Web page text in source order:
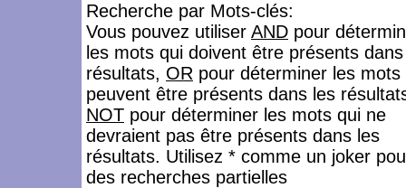
Recherche par Mots-clés:
Vous pouvez utiliser AND pour
les mots qui doivent être présents
résultats, OR pour déterminer les mots
peuvent être présents dans les
NOT pour déterminer les mots qui ne
devraient pas être présents dans les
résultats. Utilisez * comme un joker
des recherches partielles